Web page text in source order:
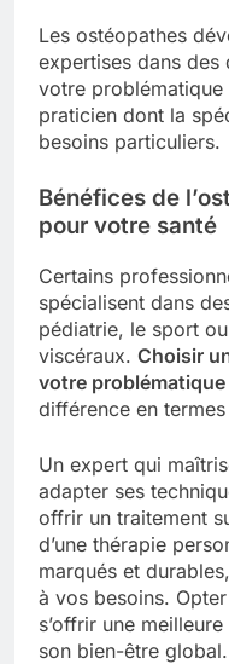
Les ostéopathes
expertises dans des
votre
praticien dont la
besoins particuliers.
Bénéfices de
pour votre santé
Certains
spécialisent dans
pédiatrie, le sport
viscéraux. Choisir
votre problématique
différence en
Un expert qui
adapter ses
offrir un traitement
d’une thérapie
marqués et
à vos besoins.
s’offrir une
son bien-être global.